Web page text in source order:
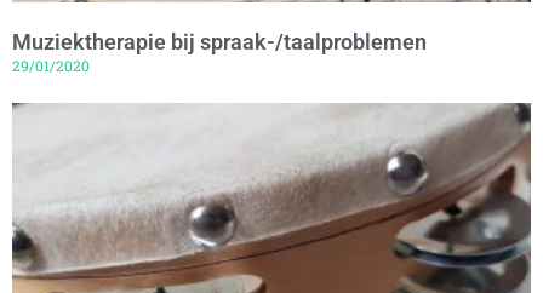
Muziektherapie bij spraak-/taalproblemen
29/01/2020